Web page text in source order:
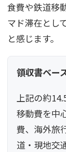
食費や鉄道移
マド滞在とし
と感じます。
領収書ベー
上記の約
移動費を中
費、海外旅
道・現地交